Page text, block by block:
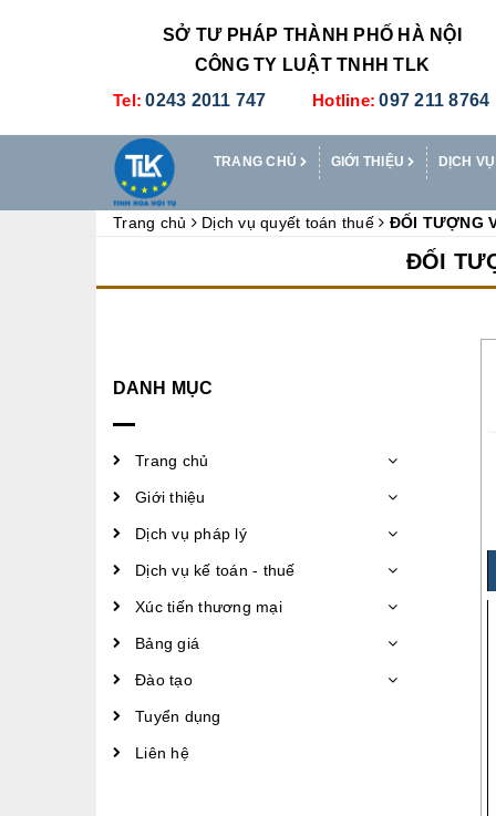
SỞ TƯ PHÁP THÀNH PHỐ HÀ NỘI
CÔNG TY LUẬT TNHH TLK
Tel: 0243 2011 747 Hotline: 097 211 8764
TRANG CHỦ GIỚI THIỆU DỊCH
Trang chủ Dịch vụ quyết toán thuế ĐỐI TƯỢNG
ĐỐI
DANH MỤC
Trang chủ
Giới thiệu
Dịch vụ pháp lý
Dịch vụ kế toán - thuế
Xúc tiến thương mại
Bảng giá
Đào tạo
Tuyển dụng
Liên hệ